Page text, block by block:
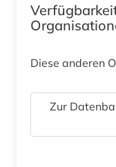
Diese anderen
Zur